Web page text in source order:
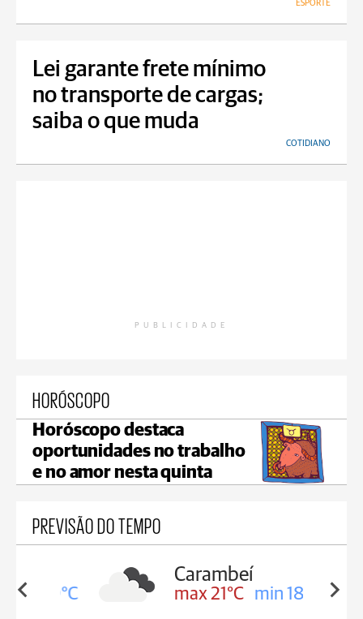
ESPORTE
Lei garante frete mínimo
no transporte de cargas;
saiba o que muda
COTIDIANO
PUBLICIDADE
HORÓSCOPO
Horóscopo destaca
oportunidades no trabalho
e no amor nesta quinta
PREVISÃO DO TEMPO
19°C
Carambeí
max 21°C min 18°C